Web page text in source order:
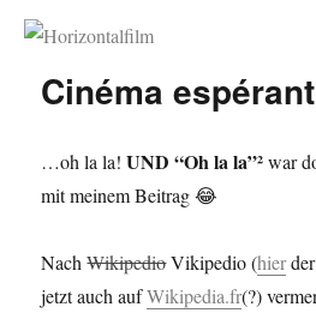
Horizontalfilm
Cinéma
…oh la la!UND “Oh la la”²war
mit meinem Beitrag 😂
NachWikipedioVikipedio (hier
jetzt auch aufWikipedia.fr(?)